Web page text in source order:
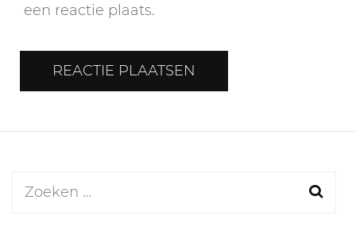
een reactie plaats.
Zoeken